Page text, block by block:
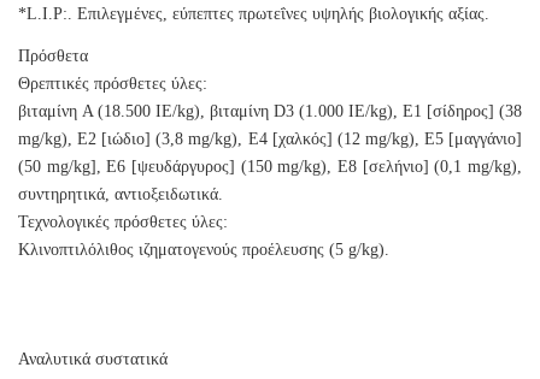
*L.I.P:. Επιλεγμένες, εύπεπτες πρωτεΐνες υψηλής βιολογικής αξίας.
Πρόσθετα
Θρεπτικές πρόσθετες ύλες:
βιταμίνη A (18.500 IE/kg), βιταμίνη D3 (1.000 IE/kg), E1 [σίδηρος] (38
mg/kg), E2 [ιώδιο] (3,8 mg/kg), E4 [χαλκός] (12 mg/kg), E5 [μαγγάνιο]
(50 mg/kg], E6 [ψευδάργυρος] (150 mg/kg), E8 [σελήνιο] (0,1 mg/kg),
συντηρητικά, αντιοξειδωτικά.
Τεχνολογικές πρόσθετες ύλες:
Κλινοπτιλόλιθος ιζηματογενούς προέλευσης (5 g/kg).
Αναλυτικά συστατικά